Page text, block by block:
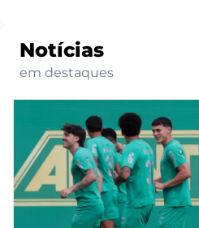
Notícias
em destaques